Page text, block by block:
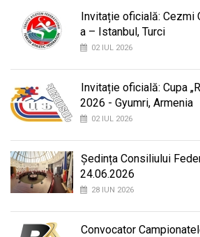
Invitație oficială: Cezmi
a – Istanbul, Turci
02 IUL 2026
Invitație oficială: Cupa
2026 - Gyumri, Armenia
02 IUL 2026
Ședința Consiliului
24.06.2026
28 IUN 2026
Convocator